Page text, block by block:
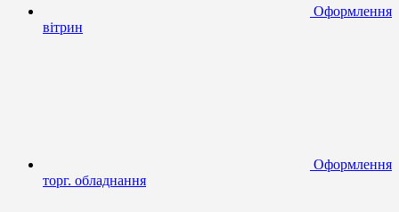
Оформлення
вітрин
Оформлення
торг. обладнання